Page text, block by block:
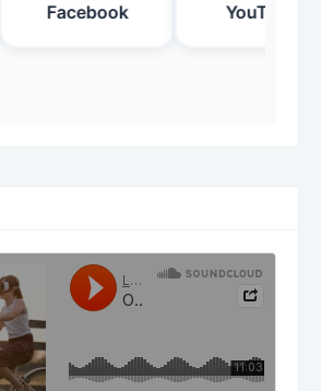
Facebook YouTube